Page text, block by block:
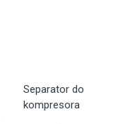
Separator do
kompresora